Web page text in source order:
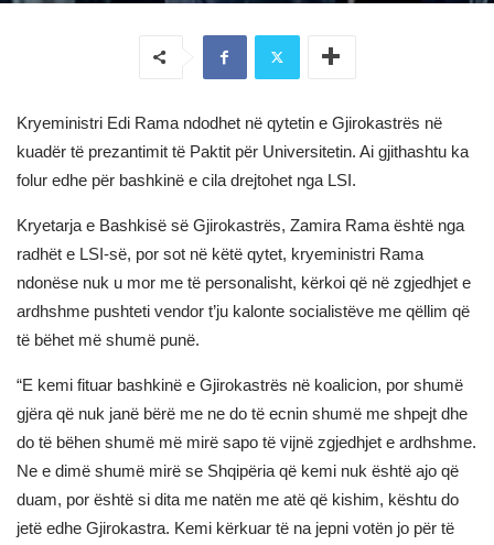
Kryeministri Edi Rama ndodhet në qytetin e Gjirokastrës në
kuadër të prezantimit të Paktit për Universitetin. Ai gjithashtu ka
folur edhe për bashkinë e cila drejtohet nga LSI.
Kryetarja e Bashkisë së Gjirokastrës, Zamira Rama është nga
radhët e LSI-së, por sot në këtë qytet, kryeministri Rama
ndonëse nuk u mor me të personalisht, kërkoi që në zgjedhjet e
ardhshme pushteti vendor t’ju kalonte socialistëve me qëllim që
të bëhet më shumë punë.
“E kemi fituar bashkinë e Gjirokastrës në koalicion, por shumë
gjëra që nuk janë bërë me ne do të ecnin shumë me shpejt dhe
do të bëhen shumë më mirë sapo të vijnë zgjedhjet e ardhshme.
Ne e dimë shumë mirë se Shqipëria që kemi nuk është ajo që
duam, por është si dita me natën me atë që kishim, kështu do
jetë edhe Gjirokastra. Kemi kërkuar të na jepni votën jo për të